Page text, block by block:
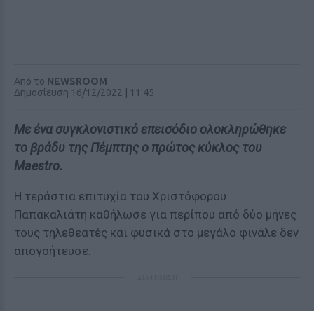
Από το NEWSROOM
Δημοσίευση 16/12/2022 | 11:45
Με ένα συγκλονιστικό επεισόδιο ολοκληρώθηκε
το βράδυ της Πέμπτης ο πρώτος κύκλος του
Maestro.
Η τεράστια επιτυχία του Χριστόφορου
Παπακαλιάτη καθήλωσε για περίπου από δύο μήνες
τους τηλεθεατές και φυσικά στο μεγάλο φινάλε δεν
απογοήτευσε.